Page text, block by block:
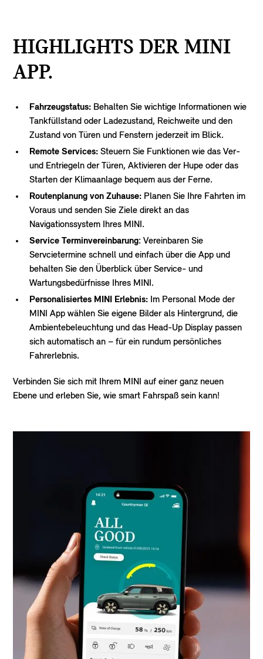
HIGHLIGHTS DER MINI
APP.
Fahrzeugstatus: Behalten Sie wichtige Informationen wie
Tankfüllstand oder Ladezustand, Reichweite und den
Zustand von Türen und Fenstern jederzeit im Blick.
Remote Services:Steuern Sie Funktionen wie das Ver-
und Entriegeln der Türen, Aktivieren der Hupe oder das
Starten der Klimaanlage bequem aus der Ferne.
Routenplanung von Zuhause: Planen Sie Ihre Fahrten im
Voraus und senden Sie Ziele direkt an das
Navigationssystem Ihres MINI.
Service Terminvereinbarung: Vereinbaren Sie
Servcietermine schnell und einfach über die App und
behalten Sie den Überblick über Service- und
Wartungsbedürfnisse Ihres MINI.
Personalisiertes MINI Erlebnis: Im Personal Mode der
MINI App wählen Sie eigene Bilder als Hintergrund, die
Ambientebeleuchtung und das Head-Up Display passen
sich automatisch an – für ein rundum persönliches
Fahrerlebnis.
Verbinden Sie sich mit Ihrem MINI auf einer ganz neuen
Ebene und erleben Sie, wie smart Fahrspaß sein kann!